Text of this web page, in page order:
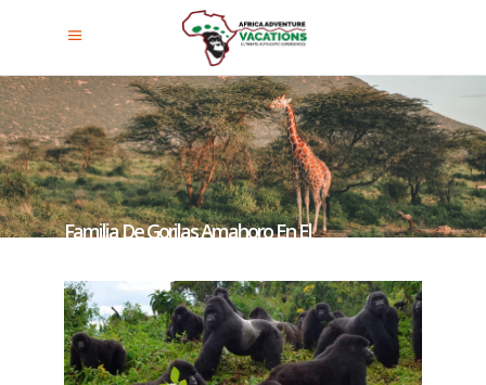
Familia De Gorilas Amahoro En El
Parque Nacional De Los Volcanes